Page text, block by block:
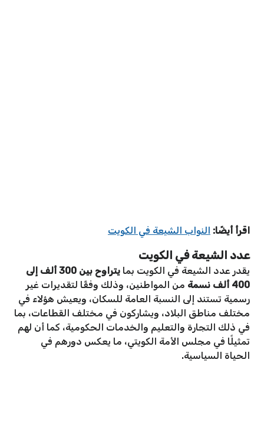
اقرأ أيضًا: النواب الشيعة في الكويت
عدد الشيعة في الكويت
يقدر عدد الشيعة في الكويت بما
يتراوح بين 300 ألف إلى
400 ألف نسمة
من المواطنين، وذلك وفقًا لتقديرات غير
رسمية تستند إلى النسبة العامة للسكان، ويعيش هؤلاء في
مختلف مناطق البلاد، ويشاركون في مختلف القطاعات، بما
في ذلك التجارة والتعليم والخدمات الحكومية، كما أن لهم
تمثيلًا في مجلس الأمة الكويتي، ما يعكس دورهم في
الحياة السياسية.